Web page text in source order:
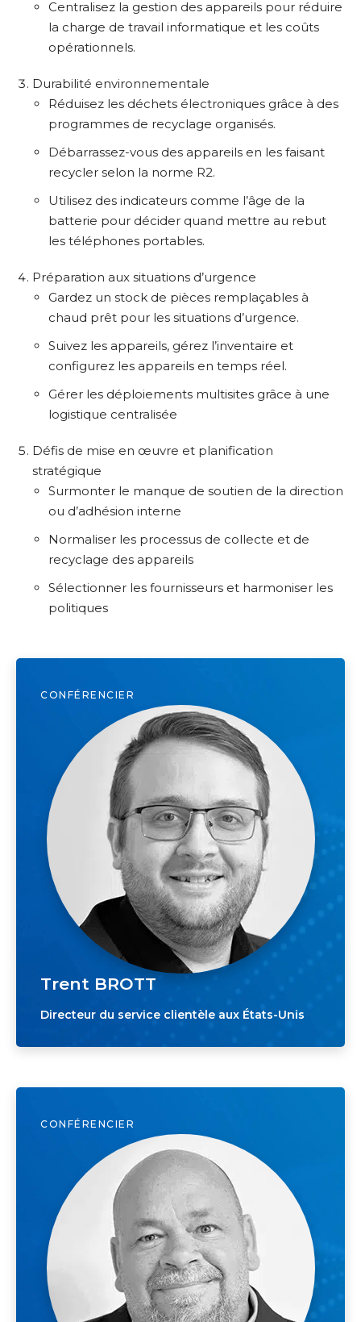
Centralisez la gestion des appareils pour réduire
la charge de travail informatique et les coûts
opérationnels.
Durabilité environnementale
Réduisez les déchets électroniques grâce à des
programmes de recyclage organisés.
Débarrassez-vous des appareils en les faisant
recycler selon la norme R2.
Utilisez des indicateurs comme l’âge de la
batterie pour décider quand mettre au rebut
les téléphones portables.
Préparation aux situations d’urgence
Gardez un stock de pièces remplaçables à
chaud prêt pour les situations d’urgence.
Suivez les appareils, gérez l’inventaire et
configurez les appareils en temps réel.
Gérer les déploiements multisites grâce à une
logistique centralisée
Défis de mise en œuvre et planification
stratégique
Surmonter le manque de soutien de la direction
ou d’adhésion interne
Normaliser les processus de collecte et de
recyclage des appareils
Sélectionner les fournisseurs et harmoniser les
politiques
CONFÉRENCIER
Trent BROTT
Directeur du service clientèle aux États-Unis
CONFÉRENCIER